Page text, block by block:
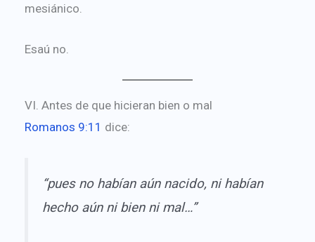
mesiánico.
Esaú no.
VI. Antes de que hicieran bien o mal
Romanos 9:11 dice:
“pues no habían aún nacido, ni habían
hecho aún ni bien ni mal…”